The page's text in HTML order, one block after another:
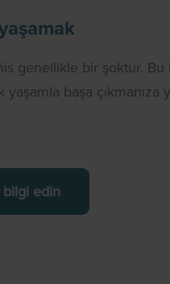
genellikle bir şoktur. Bu
başa çıkmanıza
edin